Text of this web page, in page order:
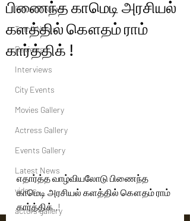
Political News
Tamil News
Reviews
Interviews
City Events
Movies Gallery
Actress Gallery
Events Gallery
Latest News
videos
actors gallery
பிணைந்த காமெடி அரசியல்
களத்தில் கௌதம் ராம்
கார்த்திக் !
எதார்த்த வாழ்வியலோடு பிணைந்த
காமெடி அரசியல் களத்தில் கௌதம் ராம்
கார்த்திக்..!